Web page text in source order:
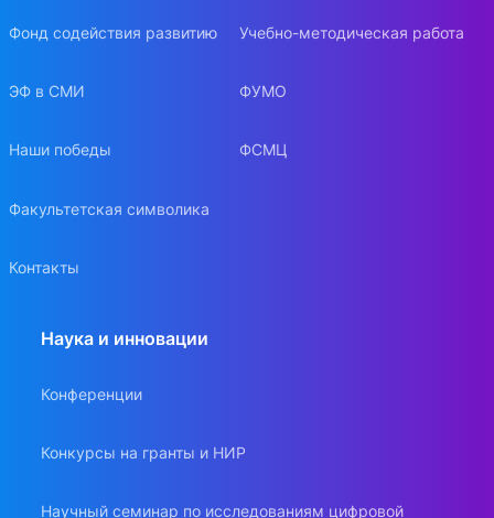
Фонд содействия развитию
ЭФ в СМИ
Наши победы
Факультетская символика
Контакты
Учебно-методическая работа
ФУМО
ФСМЦ
Наука и инновации
Конференции
Конкурсы на гранты и НИР
Научный семинар по исследованиям цифровой